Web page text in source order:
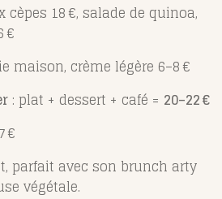
cèpes 18 €, salade de quinoa,
€
maison, crème légère 6–8 €
: plat + dessert + café = 20–22 €
€
parfait avec son brunch arty
végétale.